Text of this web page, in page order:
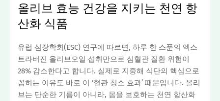
올리브 효능 건강을 지키는 천연 항
산화 식품
유럽 심장학회(ESC) 연구에 따르면, 하루 한 스푼의 엑스
트라버진 올리브오일 섭취만으로 심혈관 질환 위험이
28% 감소한다고 합니다. 실제로 지중해 식단의 핵심으로
꼽히는 이유도 바로 이 ‘혈관 청소 효과’ 때문입니다. 올리
브는 단순한 기름이 아니라, 몸을 보호하는 천연 항산화